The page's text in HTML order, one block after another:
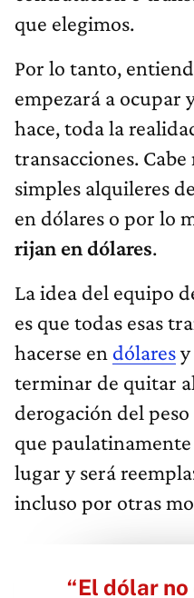
que elegimos.
Por lo tanto,
empezará a ocupar
hace, toda la
transacciones.
simples alquileres
en dólares o por lo
rijan en dólares.
La idea del equipo
es que todas esas
hacerse en dólares
terminar de quitar
derogación del
que
lugar y será
incluso por otras
“El dólar no